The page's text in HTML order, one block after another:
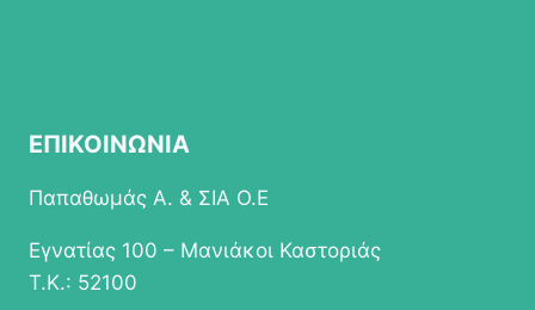
ΕΠΙΚΟΙΝΩΝΙΑ
Παπαθωμάς Α. & ΣΙΑ Ο.Ε
Εγνατίας 100 – Μανιάκοι Καστοριάς
Τ.Κ.: 52100